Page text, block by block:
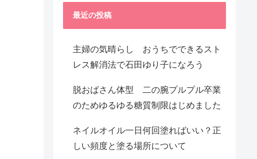
最近の投稿
主婦の気晴らし おうちでできるスト
レス解消法で石田ゆり子になろう
脱おばさん体型 二の腕プルプル卒業
のためゆるゆる糖質制限はじめました
ネイルオイル一日何回塗ればいい？正
しい頻度と塗る場所について